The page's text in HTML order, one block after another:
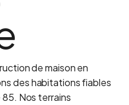
de maison en
des habitations fiables
Nos terrains